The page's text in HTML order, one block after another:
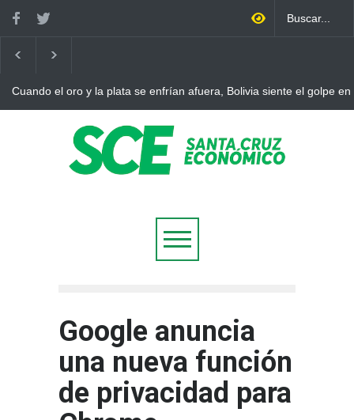
Cuando el oro y la plata se enfrían afuera, Bolivia siente el golpe en
Google anuncia
una nueva función
de privacidad para